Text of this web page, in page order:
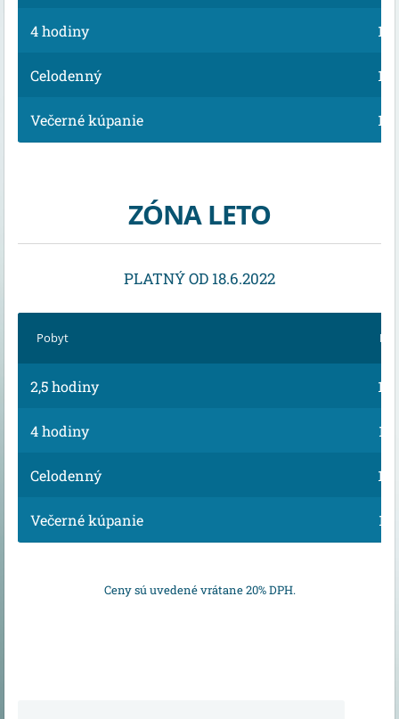
4 hodiny
Celodenný
Večerné kúpanie
ZÓNA LETO
PLATNÝ OD 18.6.2022
Pobyt
2,5 hodiny
4 hodiny
Celodenný
Večerné kúpanie
Ceny sú uvedené vrátane 20% DPH.